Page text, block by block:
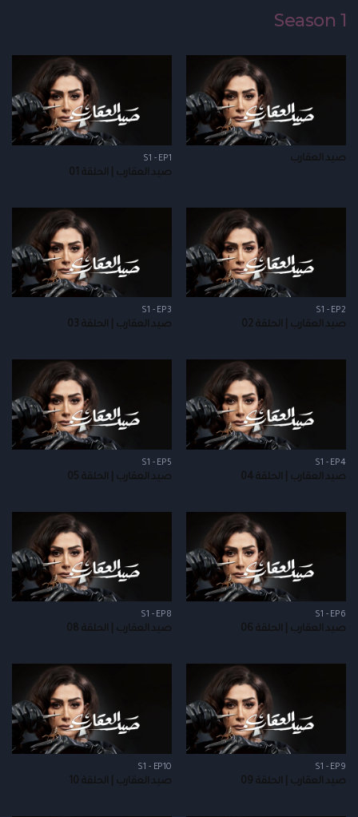
Season 1
صيد العقارب S1 - EP1
صيد العقارب | الحلقة 01
S1 - EP2
صيد العقارب | الحلقة 02
S1 - EP3
صيد العقارب | الحلقة 03
S1 - EP4
صيد العقارب | الحلقة 04
S1 - EP5
صيد العقارب | الحلقة 05
S1 - EP6
صيد العقارب | الحلقة 06
S1 - EP8
صيد العقارب | الحلقة 08
S1 - EP9
صيد العقارب | الحلقة 09
S1 - EP10
صيد العقارب | الحلقة 10